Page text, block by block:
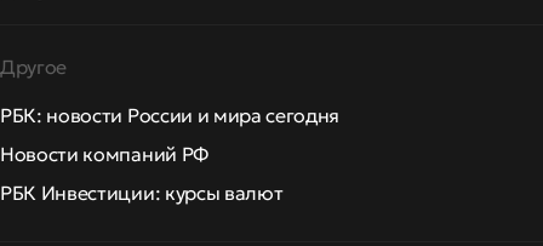
Другое
РБК: новости России и мира сегодня
Новости компаний РФ
РБК Инвестиции: курсы валют